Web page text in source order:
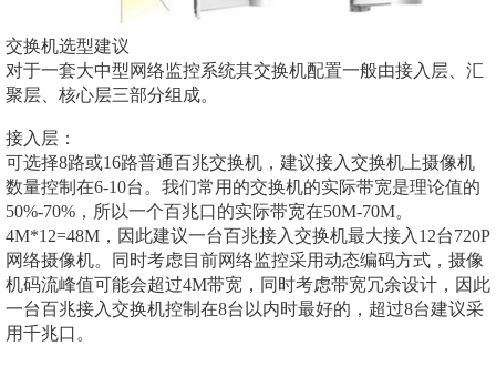
交换机选型建议
对于一套大中型网络监控系统其交换机配置一般由接入层、汇
聚层、核心层三部分组成。
接入层：
可选择8路或16路普通百兆交换机，建议接入交换机上摄像机
数量控制在6-10台。我们常用的交换机的实际带宽是理论值的
50%-70%，所以一个百兆口的实际带宽在50M-70M。
4M*12=48M，因此建议一台百兆接入交换机最大接入12台720P
网络摄像机。同时考虑目前网络监控采用动态编码方式，摄像
机码流峰值可能会超过4M带宽，同时考虑带宽冗余设计，因此
一台百兆接入交换机控制在8台以内时最好的，超过8台建议采
用千兆口。